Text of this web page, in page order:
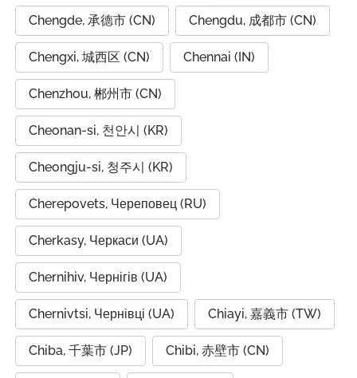
Chengde, 承德市 (CN) Chengdu, 成都市 (CN)
Chengxi, 城西区 (CN) Chennai (IN)
Chenzhou, 郴州市 (CN)
Cheonan-si, 천안시 (KR)
Cheongju-si, 청주시 (KR)
Cherepovets, Череповец (RU)
Cherkasy, Черкаси (UA)
Chernihiv, Чернігів (UA)
Chernivtsi, Чернівці (UA) Chiayi, 嘉義市 (TW)
Chiba, 千葉市 (JP) Chibi, 赤壁市 (CN)